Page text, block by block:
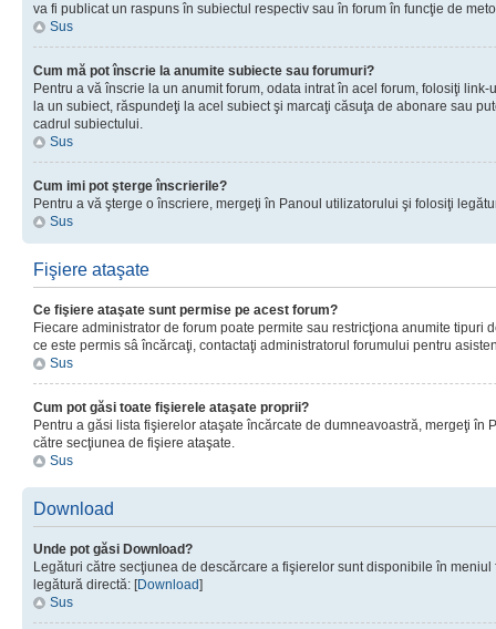
va fi publicat un raspuns în subiectul respectiv sau în forum în funcţie de
Sus
Cum mă pot înscrie la anumite subiecte sau forumuri?
Pentru a vă înscrie la un anumit forum, odata intrat în acel forum, folosiţi
la un subiect, răspundeţi la acel subiect şi marcaţi căsuţa de abonare sau
cadrul subiectului.
Sus
Cum imi pot şterge înscrierile?
Pentru a vă şterge o înscriere, mergeţi în Panoul utilizatorului şi folosiţi
Sus
Fişiere ataşate
Ce fişiere ataşate sunt permise pe acest forum?
Fiecare administrator de forum poate permite sau restricţiona anumite tipuri
ce este permis sâ încărcaţi, contactaţi administratorul forumului pentru
Sus
Cum pot găsi toate fişierele ataşate proprii?
Pentru a găsi lista fişierelor ataşate încărcate de dumneavoastră, mergeţi în
către secţiunea de fişiere ataşate.
Sus
Download
Unde pot găsi Download?
Legături către secţiunea de descărcare a fişierelor sunt disponibile în
legătură directă: [Download]
Sus